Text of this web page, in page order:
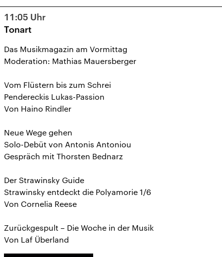
11:05 Uhr
Tonart
Das Musikmagazin am Vormittag
Moderation: Mathias Mauersberger
Vom Flüstern bis zum Schrei
Pendereckis Lukas-Passion
Von Haino Rindler
Neue Wege gehen
Solo-Debüt von Antonis Antoniou
Gespräch mit Thorsten Bednarz
Der Strawinsky Guide
Strawinsky entdeckt die Polyamorie 1/6
Von Cornelia Reese
Zurückgespult – Die Woche in der Musik
Von Laf Überland